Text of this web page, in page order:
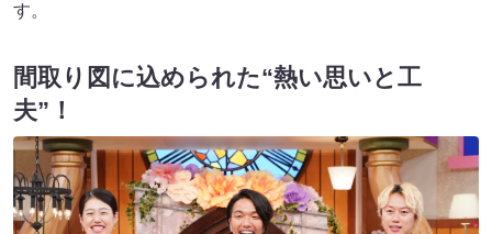
す。
間取り図に込められた“熱い思いと工
夫”！